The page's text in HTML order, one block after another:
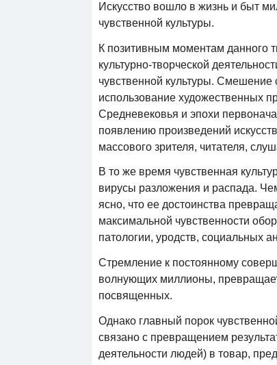
Искусство вошло в жизнь и быт
чувственной культуры.
К позитивным моментам данного
культурно-творческой
чувственной культуры.
использование художественных
Средневековья и эпохи
появлению произведений
массового зрителя, читателя,
В то же время чувственная
вирусы разложения и распада.
ясно, что ее достоинства
максимальной чувственности
патологии, уродств, социальных
Стремление к постоянному
волнующих миллионы, превращает
посвященных.
Однако главный порок
связано с превращением
деятельности людей) в товар,